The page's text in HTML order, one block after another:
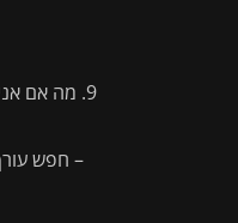
מה אם
– חפש